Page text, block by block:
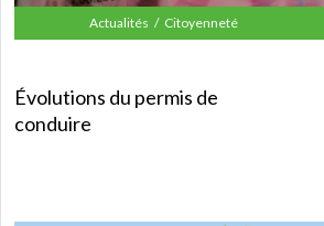
Actualités Citoyenneté
Évolutions du permis de
conduire